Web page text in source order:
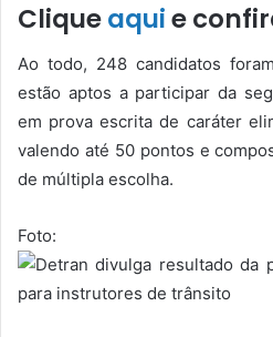
Cliqueaquie
Ao todo, 248 candidatos
estão aptos a participar da
em prova escrita de caráter
valendo até 50 pontos e
de múltipla escolha.
Foto: